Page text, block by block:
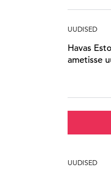
UUDISED
Havas
ametisse
UUDISED